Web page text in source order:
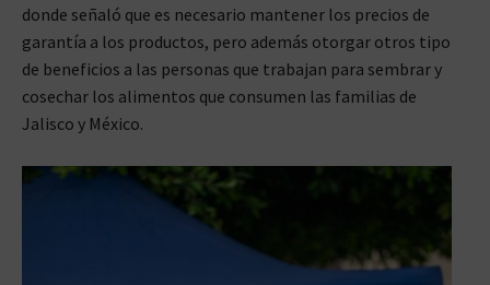
donde señaló que es necesario mantener los precios de
garantía a los productos, pero además otorgar otros tipo
de beneficios a las personas que trabajan para sembrar y
cosechar los alimentos que consumen las familias de
Jalisco y México.